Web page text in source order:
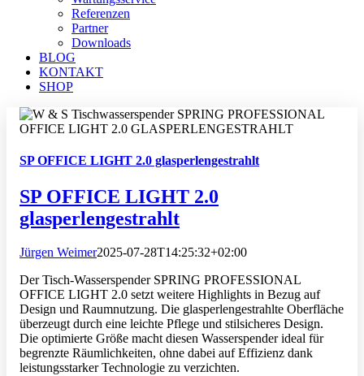
Referenzen
Partner
Downloads
BLOG
KONTAKT
SHOP
SP OFFICE LIGHT 2.0 glasperlengestrahlt
SP OFFICE LIGHT 2.0
glasperlengestrahlt
Jürgen Weimer2025-07-28T14:25:32+02:00
Der Tisch-Wasserspender SPRING PROFESSIONAL
OFFICE LIGHT 2.0 setzt weitere Highlights in Bezug auf
Design und Raumnutzung. Die glasperlengestrahlte Oberfläche
überzeugt durch eine leichte Pflege und stilsicheres Design.
Die optimierte Größe macht diesen Wasserspender ideal für
begrenzte Räumlichkeiten, ohne dabei auf Effizienz dank
leistungsstarker Technologie zu verzichten.